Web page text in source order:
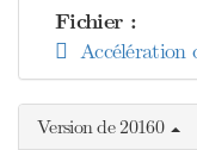
Fichier :
Accélération
Version de 20160